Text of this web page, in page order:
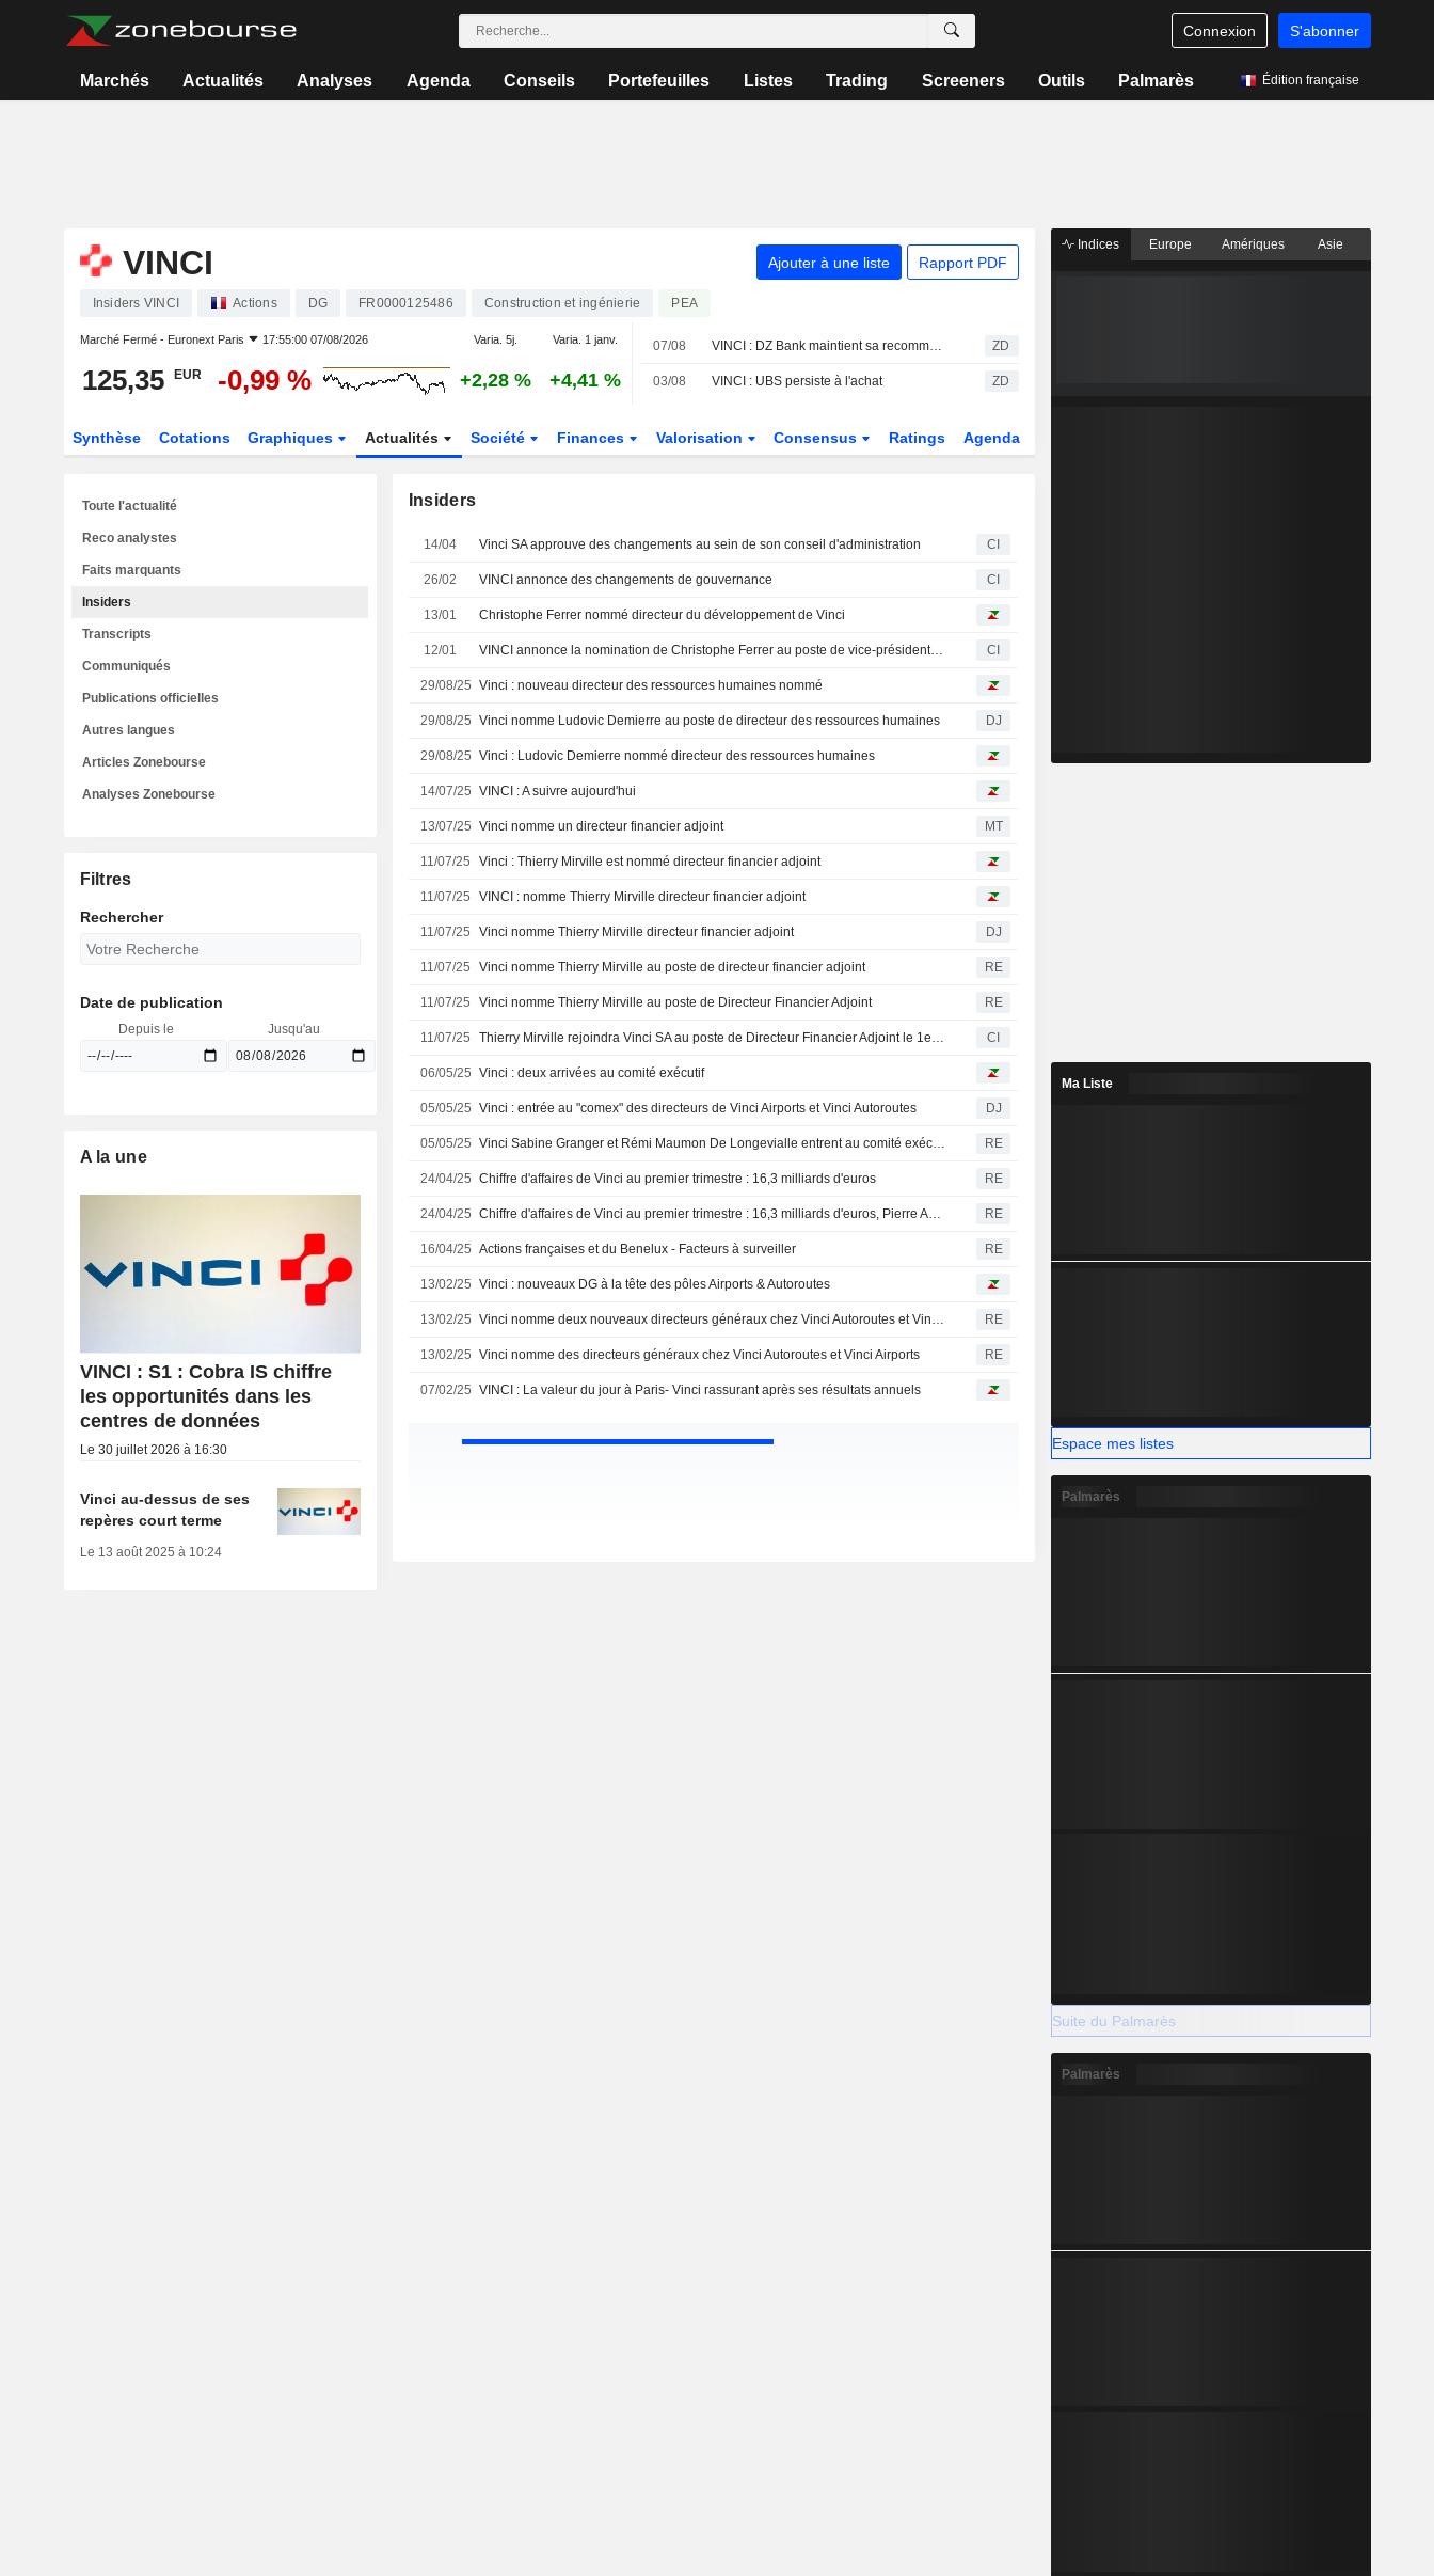
Connexion S'abonner
Marchés Actualités Analyses Agenda Conseils Portefeuilles Listes Trading Screeners Outils Palmarès Édition française
VINCI Ajouter à une liste Rapport PDF
Insiders VINCI Actions DG FR0000125486 Construction et ingénierie PEA
Marché Fermé - Euronext Paris 17:55:00 07/08/2026 Varia. 5j. Varia. 1 janv.
125,35 EUR -0,99 % +2,28 % +4,41 %
07/08 VINCI : DZ Bank maintient sa recommandation à l'achat ZD
03/08 VINCI : UBS persiste à l'achat ZD
Synthèse Cotations Graphiques Actualités Société Finances Valorisation Consensus Ratings Agenda
Insiders
14/04 Vinci SA approuve des changements au sein de son conseil d'administration CI
26/02 VINCI annonce des changements de gouvernance CI
13/01 Christophe Ferrer nommé directeur du développement de Vinci
12/01 VINCI annonce la nomination de Christophe Ferrer au poste de vice-président développement et de Thierry Mirville en tant que directeur financier adjoint au comité exécutif CI
29/08/25 Vinci : nouveau directeur des ressources humaines nommé
29/08/25 Vinci nomme Ludovic Demierre au poste de directeur des ressources humaines DJ
29/08/25 Vinci : Ludovic Demierre nommé directeur des ressources humaines
14/07/25 VINCI : A suivre aujourd'hui
13/07/25 Vinci nomme un directeur financier adjoint MT
11/07/25 Vinci : Thierry Mirville est nommé directeur financier adjoint
11/07/25 VINCI : nomme Thierry Mirville directeur financier adjoint
11/07/25 Vinci nomme Thierry Mirville directeur financier adjoint DJ
11/07/25 Vinci nomme Thierry Mirville au poste de directeur financier adjoint RE
11/07/25 Vinci nomme Thierry Mirville au poste de Directeur Financier Adjoint RE
11/07/25 Thierry Mirville rejoindra Vinci SA au poste de Directeur Financier Adjoint le 1er octobre 2025 CI
06/05/25 Vinci : deux arrivées au comité exécutif
05/05/25 Vinci : entrée au "comex" des directeurs de Vinci Airports et Vinci Autoroutes DJ
05/05/25 Vinci Sabine Granger et Rémi Maumon De Longevialle entrent au comité exécutif de Vinci RE
24/04/25 Chiffre d'affaires de Vinci au premier trimestre : 16,3 milliards d'euros RE
24/04/25 Chiffre d'affaires de Vinci au premier trimestre : 16,3 milliards d'euros, Pierre Anjolras nommé directeur général RE
16/04/25 Actions françaises et du Benelux - Facteurs à surveiller RE
13/02/25 Vinci : nouveaux DG à la tête des pôles Airports & Autoroutes
13/02/25 Vinci nomme deux nouveaux directeurs généraux chez Vinci Autoroutes et Vinci Airports RE
13/02/25 Vinci nomme des directeurs généraux chez Vinci Autoroutes et Vinci Airports RE
07/02/25 VINCI : La valeur du jour à Paris- Vinci rassurant après ses résultats annuels
Toute l'actualité
Reco analystes
Faits marquants
Insiders
Transcripts
Communiqués
Publications officielles
Autres langues
Articles Zonebourse
Analyses Zonebourse
Filtres
Rechercher
Date de publication
Depuis le Jusqu'au
A la une
VINCI : S1 : Cobra IS chiffre
les opportunités dans les
centres de données
Le 30 juillet 2026 à 16:30
Vinci au-dessus de ses
repères court terme
Le 13 août 2025 à 10:24
Indices Europe Amériques Asie
Ma Liste
Espace mes listes
Palmarès
Suite du Palmarès
Palmarès